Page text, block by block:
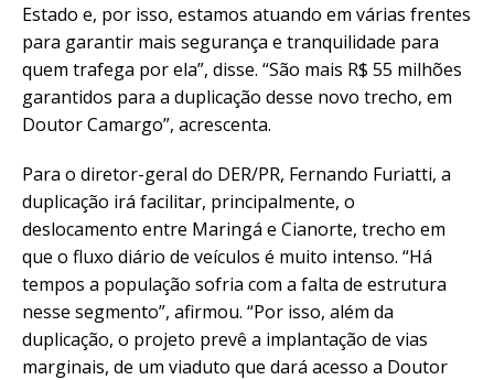
Estado e, por isso, estamos atuando em várias frentes
para garantir mais segurança e tranquilidade para
quem trafega por ela”, disse. “São mais R$ 55 milhões
garantidos para a duplicação desse novo trecho, em
Doutor Camargo”, acrescenta.
Para o diretor-geral do DER/PR, Fernando Furiatti, a
duplicação irá facilitar, principalmente, o
deslocamento entre Maringá e Cianorte, trecho em
que o fluxo diário de veículos é muito intenso. “Há
tempos a população sofria com a falta de estrutura
nesse segmento”, afirmou. “Por isso, além da
duplicação, o projeto prevê a implantação de vias
marginais, de um viaduto que dará acesso a Doutor